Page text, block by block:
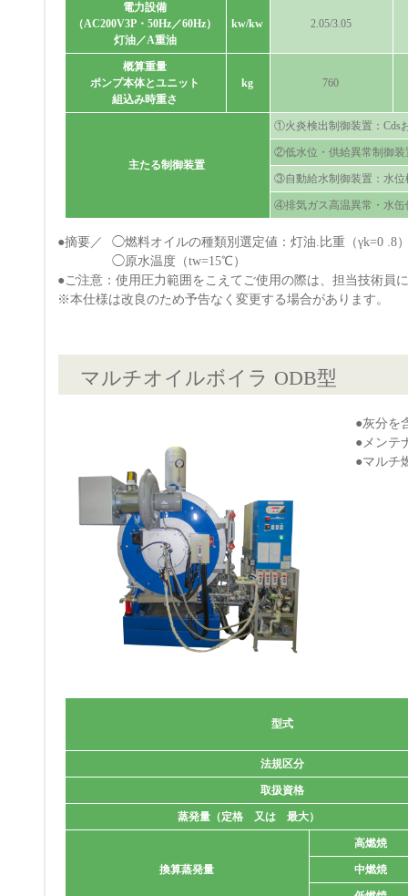
電力設備
（AC200V3P・50Hz／60Hz）
灯油／A重油
kw/kw 2.05/3.05
概算重量
ポンプ本体とユニット
組込み時重さ
kg 760
主たる制御装置
①火炎検出制御装置：Cds
②低水位・供給異常制御装
③自動給水制御装置：水位
④排気ガス高温異常・水缶
●摘要／
◯燃料オイルの種類別選定値：灯油.比重（γk=0 .8
◯原水温度（tw=15℃）
●ご注意：使用圧力範囲をこえてご使用の際は、担当技術員
※本仕様は改良のため予告なく変更する場合があります。
マルチオイルボイラ ODB型
●灰分を
●メンテ
●マルチ
型式
法規区分
取扱資格
蒸発量（定格 又は 最大）
換算蒸発量
高燃焼
中燃焼